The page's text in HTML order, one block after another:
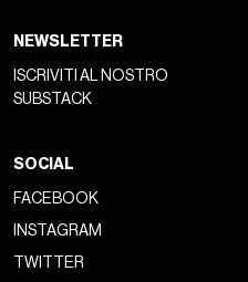
NEWSLETTER
ISCRIVITI AL NOSTRO
SUBSTACK
SOCIAL
FACEBOOK
INSTAGRAM
TWITTER